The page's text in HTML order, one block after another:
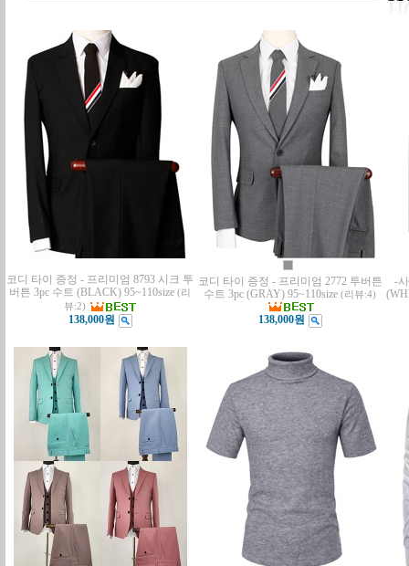
코디 타이 증정 - 프리미엄 8793 시크 투
버튼 3pc 수트 (BLACK) 95~110size(리
뷰:2)
138,000원
코디 타이 증정 - 프리미엄 2772 투버튼
수트 3pc (GRAY) 95~110size(리뷰:4)
138,000원
-